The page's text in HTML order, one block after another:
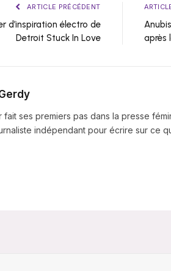
ARTICLE PRÉCÉDENT
d’inspiration électro de
Detroit Stuck In Love
après
fait ses premiers pas dans la presse
indépendant pour écrire sur ce